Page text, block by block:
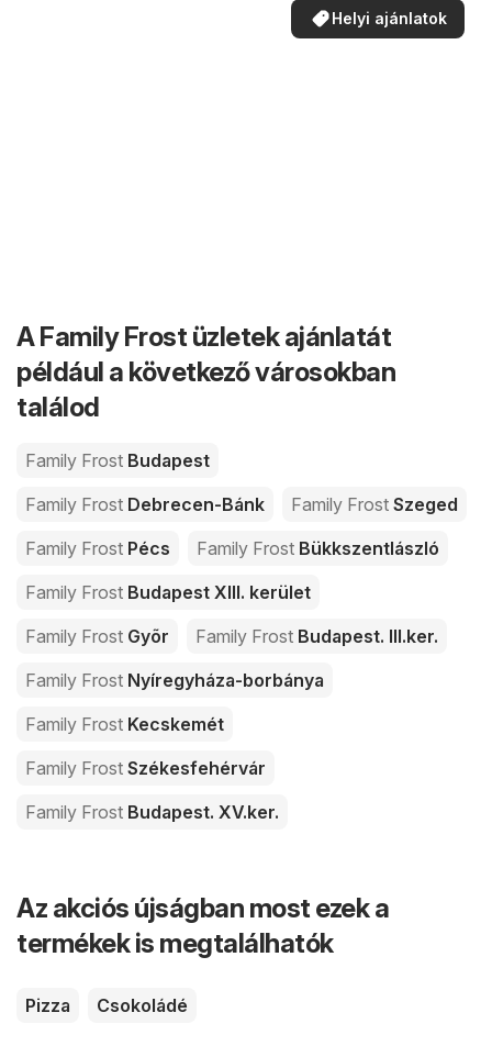
Helyi ajánlatok
A Family Frost üzletek ajánlatát
például a következő városokban
találod
Family Frost Budapest
Family Frost Debrecen-Bánk Family Frost Szeged
Family Frost Pécs Family Frost Bükkszentlászló
Family Frost Budapest XIII. kerület
Family Frost Gyõr Family Frost Budapest. III.ker.
Family Frost Nyíregyháza-borbánya
Family Frost Kecskemét
Family Frost Székesfehérvár
Family Frost Budapest. XV.ker.
Az akciós újságban most ezek a
termékek is megtalálhatók
Pizza Csokoládé